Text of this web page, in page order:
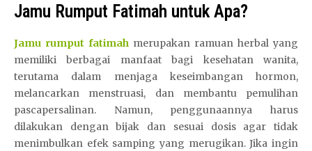
Jamu Rumput Fatimah untuk Apa?
Jamu rumput fatimah merupakan ramuan herbal yang
memiliki berbagai manfaat bagi kesehatan wanita,
terutama dalam menjaga keseimbangan hormon,
melancarkan menstruasi, dan membantu pemulihan
pascapersalinan. Namun, penggunaannya harus
dilakukan dengan bijak dan sesuai dosis agar tidak
menimbulkan efek samping yang merugikan. Jika ingin